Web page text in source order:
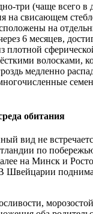
три (чаще всего в
на свисающем
на
6 месяцев,
плотной
волосками,
медленно
обитания
вид не
по
на Минск и
Швейцарии